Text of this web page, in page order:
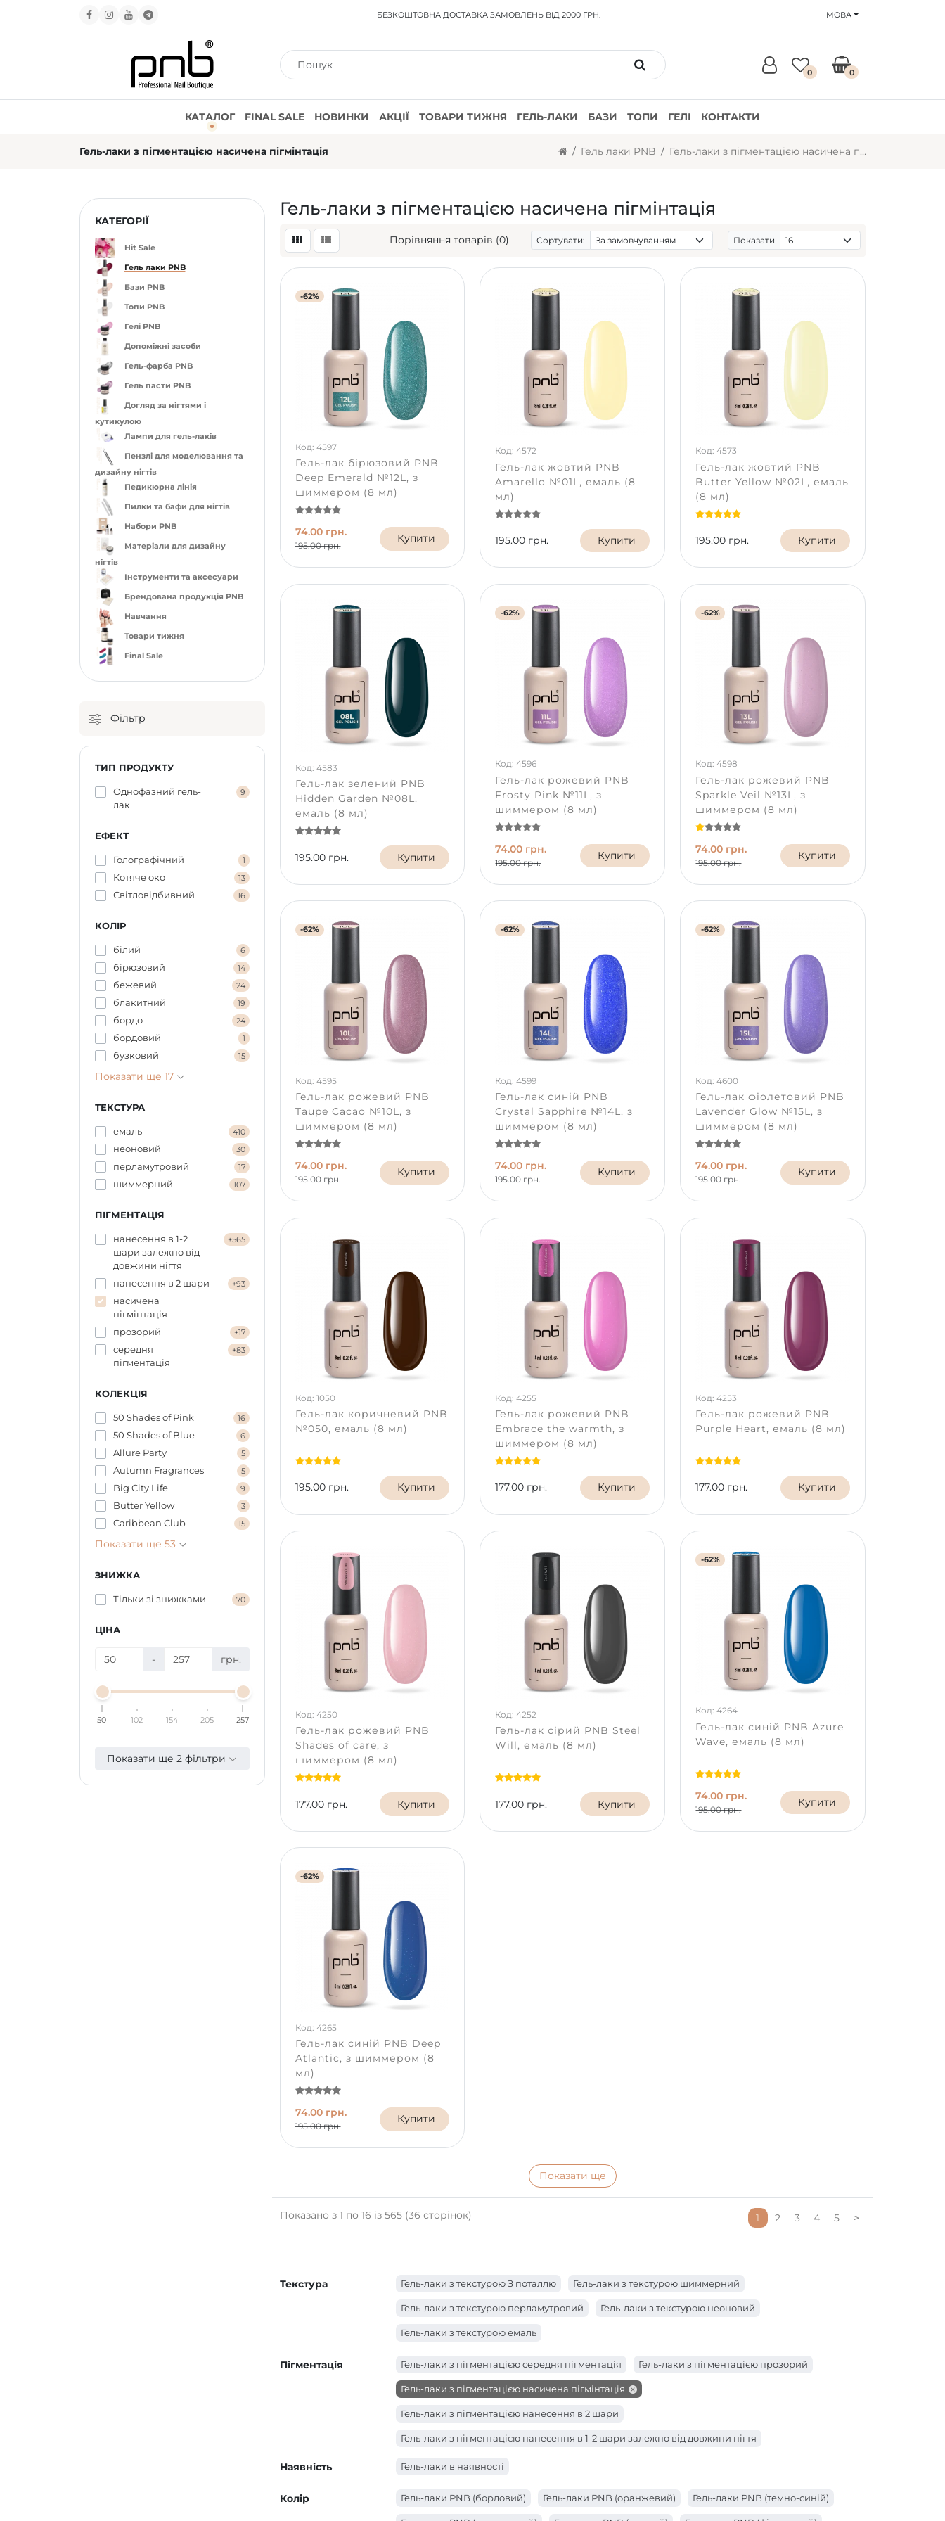
БЕЗКОШТОВНА ДОСТАВКАЗАМОВЛЕНЬ ВІД 2000 ГРН. МОВА
0 0
КАТАЛОГ FINAL SALE НОВИНКИ АКЦІЇ ТОВАРИ ТИЖНЯ ГЕЛЬ-ЛАКИ БАЗИ ТОПИ ГЕЛІ КОНТАКТИ
Гель-лаки з пігментацією насичена пігмінтація Гель лаки PNB Гель-лаки з пігментацією насичена пігмін..
КАТЕГОРІЇ
Hit Sale
Гель лаки PNB
Бази PNB
Топи PNB
Гелі PNB
Допоміжні засоби
Гель-фарба PNB
Гель пасти PNB
Догляд за нігтями і
кутикулою
Лампи для гель-лаків
Пензлі для моделювання та
дизайну нігтів
Педикюрна лінія
Пилки та бафи для нігтів
Набори PNB
Матеріали для дизайну
нігтів
Інструменти та аксесуари
Брендована продукція PNB
Навчання
Товари тижня
Final Sale
Фільтр
ТИП ПРОДУКТУ
Однофазний гель-
лак
9
ЕФЕКТ
Голографічний 1
Котяче око 13
Світловідбивний 16
КОЛІР
білий 6
бірюзовий 14
бежевий 24
блакитний 19
бордо 24
бордовий 1
бузковий 15
Показати ще 17
ТЕКСТУРА
емаль 410
неоновий 30
перламутровий 17
шиммерний 107
ПІГМЕНТАЦІЯ
нанесення в 1-2
шари залежно від
довжини нігтя
+565
нанесення в 2 шари +93
насичена
пігмінтація
прозорий
+17
середня
пігментація
+83
КОЛЕКЦІЯ
50 Shades of Pink 16
50 Shades of Blue 6
Allure Party 5
Autumn Fragrances 5
Big City Life 9
Butter Yellow 3
Caribbean Сlub 15
Показати ще 53
ЗНИЖКА
Тільки зі знижками 70
ЦІНА
- грн.
50 102 154 205 257
Показати ще 2 фільтри
Гель-лаки з пігментацією насичена пігмінтація
Порівняння товарів (0) Сортувати: Показати
-62%
Код: 4597
Гель-лак бірюзовий PNB
Deep Emerald №12L, з
шиммером (8 мл)
74.00 грн.
195.00 грн.
Купити
Код: 4572
Гель-лак жовтий PNB
Amarello №01L, емаль (8
мл)
195.00 грн. Купити
Код: 4573
Гель-лак жовтий PNB
Butter Yellow №02L, емаль
(8 мл)
195.00 грн. Купити
Код: 4583
Гель-лак зелений PNB
Hidden Garden №08L,
емаль (8 мл)
195.00 грн. Купити
-62%
Код: 4596
Гель-лак рожевий PNB
Frosty Pink №11L, з
шиммером (8 мл)
74.00 грн.
195.00 грн.
Купити
-62%
Код: 4598
Гель-лак рожевий PNB
Sparkle Veil №13L, з
шиммером (8 мл)
74.00 грн.
195.00 грн.
Купити
-62%
Код: 4595
Гель-лак рожевий PNB
Taupe Cacao №10L, з
шиммером (8 мл)
74.00 грн.
195.00 грн.
Купити
-62%
Код: 4599
Гель-лак синій PNB
Crystal Sapphire №14L, з
шиммером (8 мл)
74.00 грн.
195.00 грн.
Купити
-62%
Код: 4600
Гель-лак фіолетовий PNB
Lavender Glow №15L, з
шиммером (8 мл)
74.00 грн.
195.00 грн.
Купити
Код: 1050
Гель-лак коричневий PNB
№050, емаль (8 мл)
195.00 грн. Купити
Код: 4255
Гель-лак рожевий PNB
Embrace the warmth, з
шиммером (8 мл)
177.00 грн. Купити
Код: 4253
Гель-лак рожевий PNB
Purple Heart, емаль (8 мл)
177.00 грн. Купити
Код: 4250
Гель-лак рожевий PNB
Shades of care, з
шиммером (8 мл)
177.00 грн. Купити
Код: 4252
Гель-лак сірий PNB Steel
Will, емаль (8 мл)
177.00 грн. Купити
-62%
Код: 4264
Гель-лак синій PNB Azure
Wave, емаль (8 мл)
74.00 грн.
195.00 грн.
Купити
-62%
Код: 4265
Гель-лак синій PNB Deep
Atlantic, з шиммером (8
мл)
74.00 грн.
195.00 грн.
Купити
Показати ще
Показано з 1 по 16 із 565 (36 сторінок) 1 2 3 4 5 >
Текстура Гель-лаки з текстурою З поталлю Гель-лаки з текстурою шиммерний
Гель-лаки з текстурою перламутровий Гель-лаки з текстурою неоновий
Гель-лаки з текстурою емаль
Пігментація Гель-лаки з пігментацією середня пігментація Гель-лаки з пігментацією прозорий
Гель-лаки з пігментацією насичена пігмінтація
Гель-лаки з пігментацією нанесення в 2 шари
Гель-лаки з пігментацією нанесення в 1-2 шари залежно від довжини нігтя
Наявність Гель-лаки в наявності
Колір Гель-лаки PNB (бордовий) Гель-лаки PNB (оранжевий) Гель-лаки PNB (темно-синій)